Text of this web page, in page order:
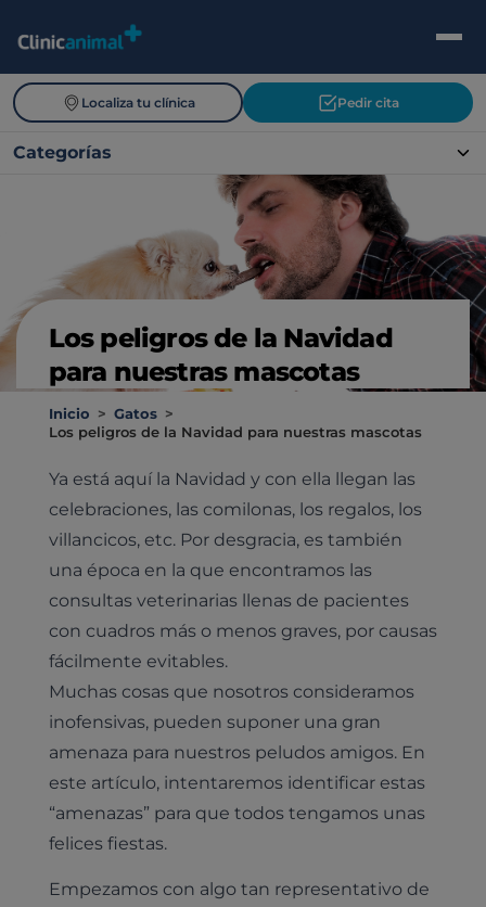
Localiza tu clínica Pedir cita
Categorías
Los peligros de la Navidad
para nuestras mascotas
Inicio > Gatos >
Los peligros de la Navidad para nuestras mascotas
Ya está aquí la Navidad y con ella llegan las
celebraciones, las comilonas, los regalos, los
villancicos, etc. Por desgracia, es también
una época en la que encontramos las
consultas veterinarias llenas de pacientes
con cuadros más o menos graves, por causas
fácilmente evitables.
Muchas cosas que nosotros consideramos
inofensivas, pueden suponer una gran
amenaza para nuestros peludos amigos. En
este artículo, intentaremos identificar estas
“amenazas” para que todos tengamos unas
felices fiestas.
Empezamos con algo tan representativo de